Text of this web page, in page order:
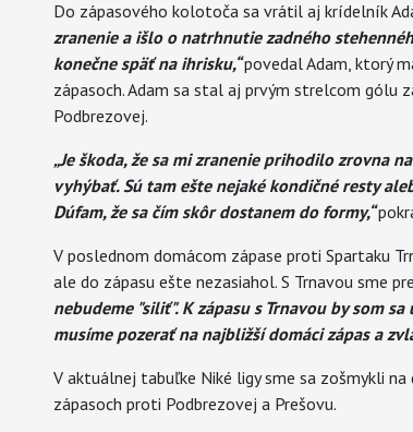
Do zápasového kolotoča sa vrátil aj krídelník
zranenie a išlo o natrhnutie zadného
konečne späť na ihrisku,“povedal Adam, ktorý
zápasoch. Adam sa stal aj prvým strelcom
Podbrezovej.
„Je škoda, že sa mi zranenie prihodilo zrovna
vyhýbať. Sú tam ešte nejaké kondičné resty
Dúfam, že sa čím skôr dostanem do formy,“
V poslednom domácom zápase proti Spartaku
ale do zápasu ešte nezasiahol. S Trnavou sme
nebudeme "siliť". K zápasu s Trnavou by som
musíme pozerať na najbližší domáci zápas a
V aktuálnej tabuľke Niké ligy sme sa zošmykli
zápasoch proti Podbrezovej a Prešovu.